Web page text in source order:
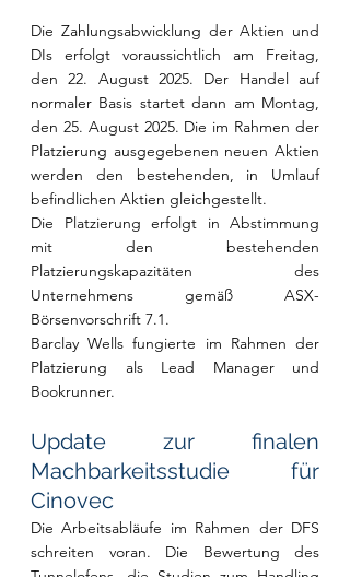
Die Zahlungsabwicklung der Aktien und
DIs erfolgt voraussichtlich am Freitag,
den 22. August 2025. Der Handel auf
normaler Basis startet dann am Montag,
den 25. August 2025. Die im Rahmen der
Platzierung ausgegebenen neuen Aktien
werden den bestehenden, in Umlauf
befindlichen Aktien gleichgestellt.
Die Platzierung erfolgt in Abstimmung
mit den bestehenden
Platzierungskapazitäten des
Unternehmens gemäß ASX-
Börsenvorschrift 7.1.
Barclay Wells fungierte im Rahmen der
Platzierung als Lead Manager und
Bookrunner.
Update zur finalen
Machbarkeitsstudie für
Cinovec
Die Arbeitsabläufe im Rahmen der DFS
schreiten voran. Die Bewertung des